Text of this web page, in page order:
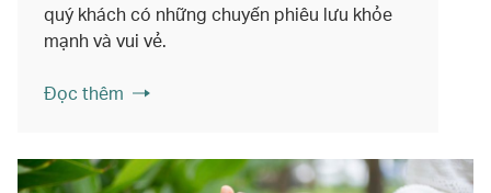
quý khách có những chuyến phiêu lưu khỏe
mạnh và vui vẻ.
Đọc thêm